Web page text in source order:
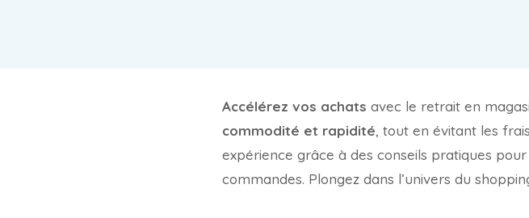
Accélérez vos achats avec le retrait en
commodité et rapidité, tout en évitant les
expérience grâce à des conseils pratiques
commandes. Plongez dans l’univers du